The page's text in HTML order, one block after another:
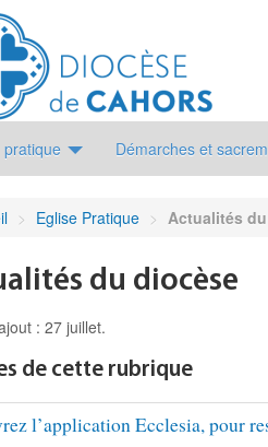
pratique Démarches et
> Eglise Pratique > Actualités
du diocèse
: 27 juillet.
de cette rubrique
l’application Ecclesia, pour